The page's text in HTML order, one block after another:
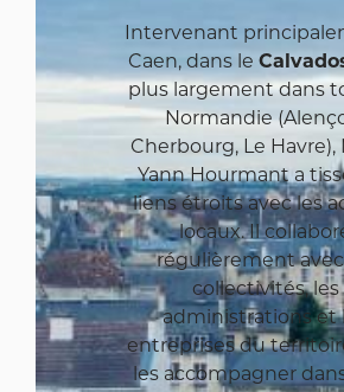
Intervenant
Caen, dans le
plus largement dans
Normandie
Cherbourg, Le Havre),
Yann Hourmant a
liens étroits avec les
locaux. Il
régulièrement
collectivités, les
administrations et
entreprises du
les accompagner